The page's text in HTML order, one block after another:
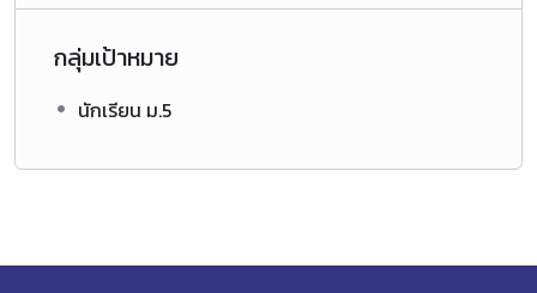
กลุ่มเป้าหมาย
นักเรียน ม.5